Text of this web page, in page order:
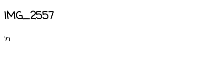
IMG_2557
in